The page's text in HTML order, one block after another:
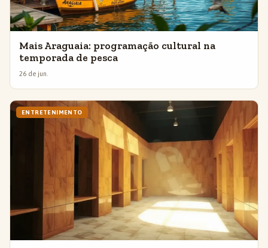
Mais Araguaia: programação cultural na
temporada de pesca
26 de jun.
ENTRETENIMENTO